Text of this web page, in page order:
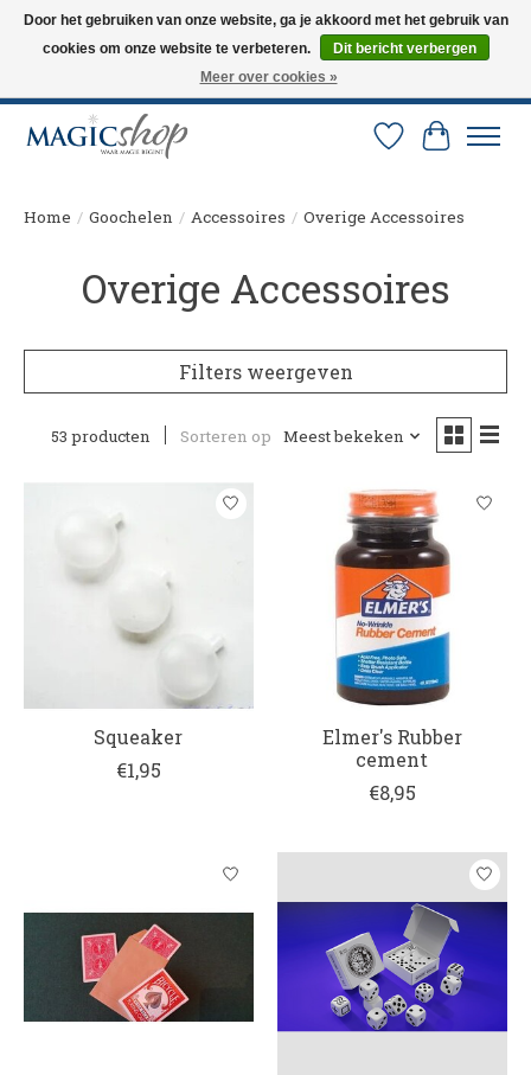
Altijd de nieuwste trucs op voorraad. Snelle verzending via PostNL en DHL.
Langskomen in onze winkel? Bel of mail om een afspraak te maken. 0251-
Verlanglijst
Home / Goochelen / Accessoires / Overige Accessoires
Overige Accessoires
Filters weergeven
53 producten Sorteren op Meest bekeken
Squeaker
€1,95
Elmer's Rubber
cement
€8,95
Door het gebruiken van onze website, ga je akkoord met het gebruik van
cookies om onze website te verbeteren.
Dit bericht verbergen
Meer over cookies »